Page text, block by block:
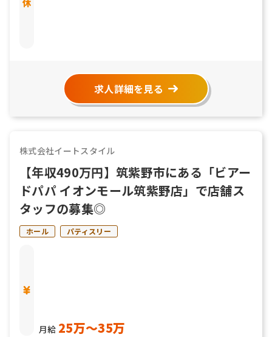
求人詳細を見る
株式会社イートスタイル
【年収490万円】筑紫野市にある「ビアー
ドパパ イオンモール筑紫野店」で店舗ス
タッフの募集◎
ホール パティスリー
月給 25万〜35万